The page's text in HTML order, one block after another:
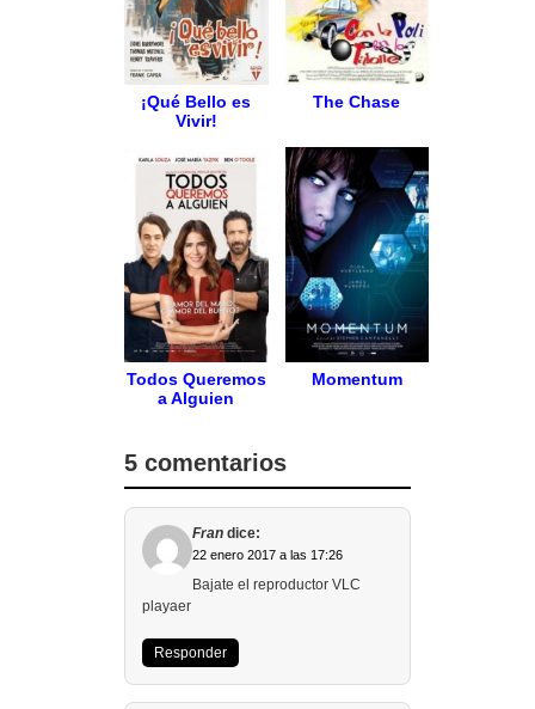
¡Qué Bello es
Vivir!
The Chase
Todos Queremos
a Alguien
Momentum
5 comentarios
Fran dice:
22 enero 2017 a las 17:26
Bajate el reproductor VLC
playaer
Responder